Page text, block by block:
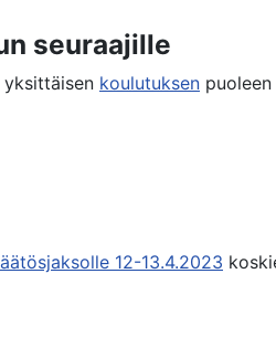
seuraajille
koulutuksen
12-13.4.2023